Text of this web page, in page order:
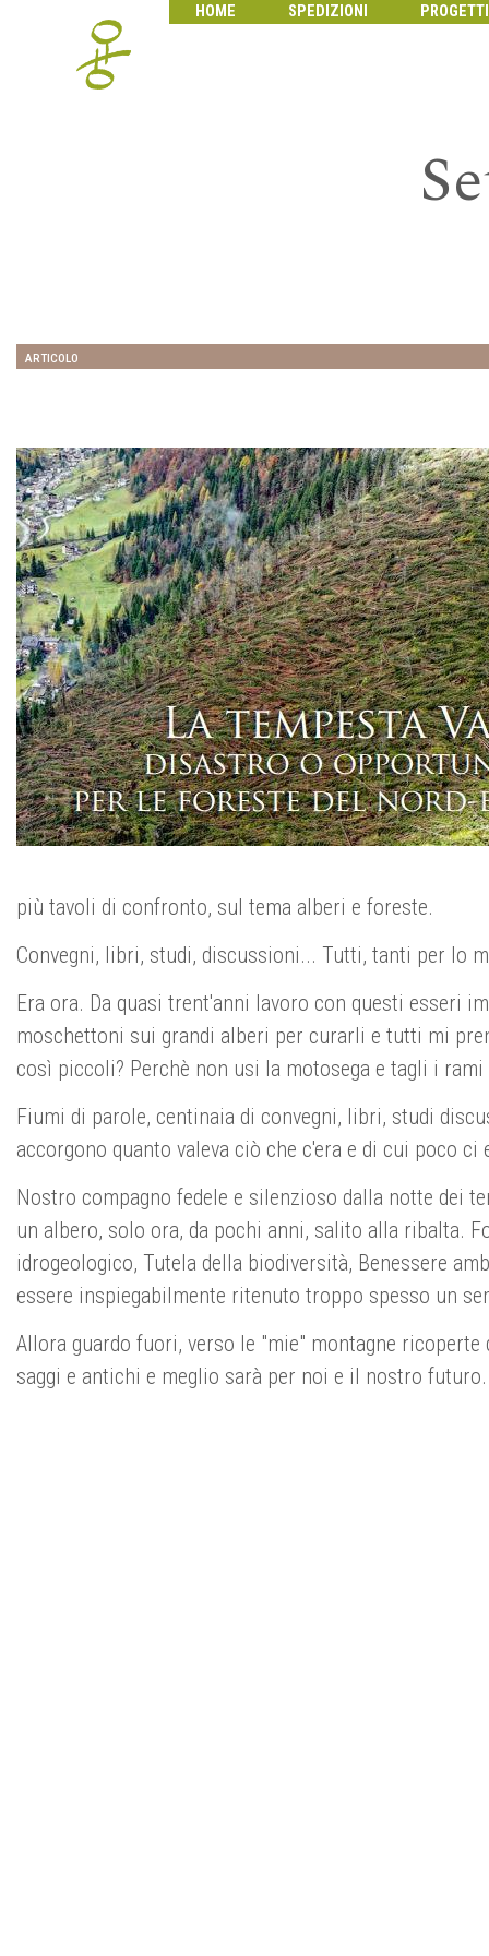
HOME SPEDIZIONI PROGETTI
ARTICOLO
più tavoli di confronto, sul tema alberi e foreste.
Convegni, libri, studi, discussioni... Tutti, tanti per lo
Era ora. Da quasi trent'anni lavoro con questi esseri
moschettoni sui grandi alberi per curarli e tutti mi
così piccoli? Perchè non usi la motosega e tagli i rami
Fiumi di parole, centinaia di convegni, libri, studi
accorgono quanto valeva ciò che c'era e di cui poco
Nostro compagno fedele e silenzioso dalla notte dei
un albero, solo ora, da pochi anni, salito alla ribalta.
idrogeologico, Tutela della biodiversità, Benessere
essere inspiegabilmente ritenuto troppo spesso un
Allora guardo fuori, verso le "mie" montagne
saggi e antichi e meglio sarà per noi e il nostro futuro.